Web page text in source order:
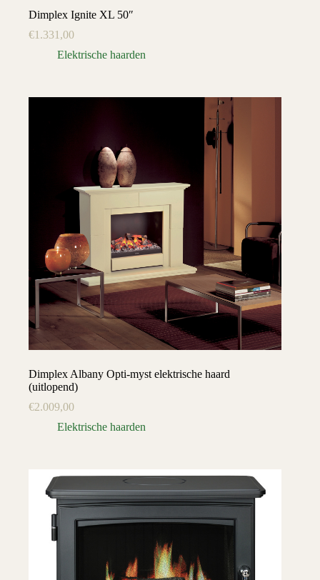
Dimplex Ignite XL 50″
€1.331,00
Elektrische haarden
Dimplex Albany Opti-myst elektrische haard
(uitlopend)
€2.009,00
Elektrische haarden